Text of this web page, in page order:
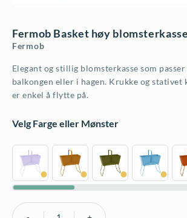
Fermob Basket høy
Fermob
Elegant og stillig blomsterkasse som
balkongen eller i hagen. Krukke og stativet
er enkel å flytte på.
Velg Farge eller Mønster